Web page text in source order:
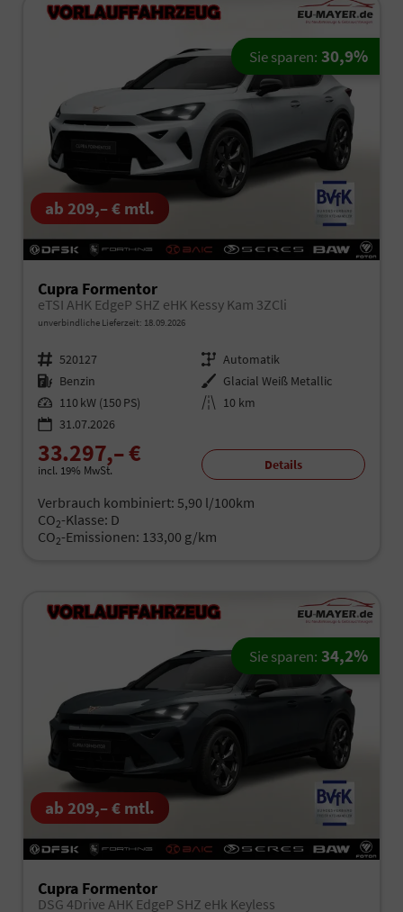
ab 209,– € mtl.
Cupra Formentor
eTSI AHK EdgeP SHZ eHK Kessy Kam 3ZCli
unverbindliche Lieferzeit: 18.09.2026
Fahrzeugnr. 520127 Getriebe Automatik
Kraftstoff Benzin Außenfarbe Glacial Weiß Metallic
Leistung 110 kW (150 PS) Kilometerstand 10 km
31.07.2026
33.297,– €
incl. 19% MwSt.
Sie sparen: 30,9%
Details
Verbrauch kombiniert: 5,90 l/100km
CO2-Klasse: D
CO2-Emissionen: 133,00 g/km
ab 209,– € mtl.
Cupra Formentor
DSG 4Drive AHK EdgeP SHZ eHk Keyless
Sie sparen: 34,2%